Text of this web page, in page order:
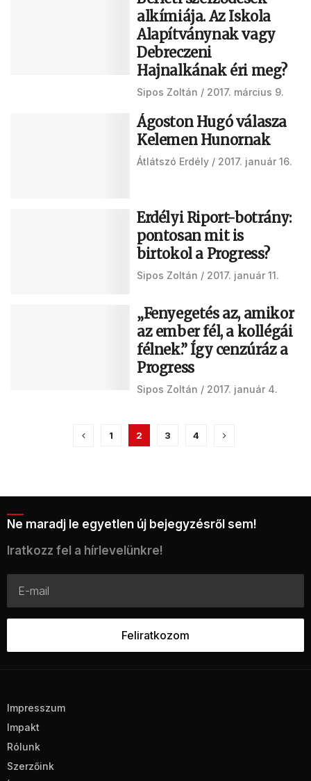
alkímiája. Az Iskola
Alapítványnak vagy
Debreczeni
Hajnalkának éri meg?
Sipos Zoltán 2017. március 9.
Ágoston Hugó válasza
Kelemen Hunornak
Átlátszó Erdély 2017. január 16.
Erdélyi Riport-botrány:
pontosan mit is
birtokol a Progress?
Sipos Zoltán 2017. január 11.
„Fenyegetés az, amikor
az ember fél, a kollégái
félnek.” Így cenzúráz a
Progress
Sipos Zoltán 2017. január 4.
1 2 3 4
Ne maradj le egyetlen új bejegyzésről sem!
Iratkozz fel a hírlevelünkre!
Impresszum
Impakt
Rólunk
Szerzőink